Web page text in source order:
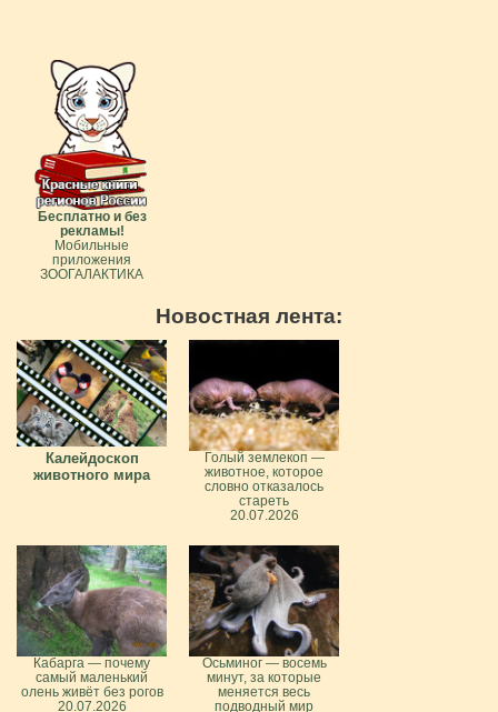
Бесплатно и без
рекламы!
Мобильные
приложения
ЗООГАЛАКТИКА
Новостная лента:
Калейдоскоп
животного мира
Голый землекоп —
животное, которое
словно отказалось
стареть
20.07.2026
Кабарга — почему
самый маленький
олень живёт без рогов
20.07.2026
Осьминог — восемь
минут, за которые
меняется весь
подводный мир